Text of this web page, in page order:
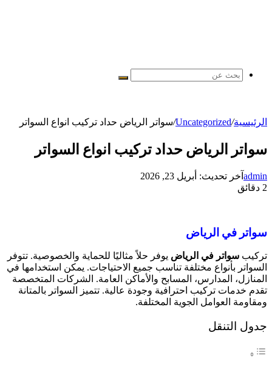
بحث
الرئيسية/
Uncategorized
/سواتر الرياض حداد تركيب انواع السواتر
سواتر الرياض حداد تركيب انواع السواتر
admin آخر تحديث: أبريل 23, 2026
2 دقائق
سواتر في الرياض
تركيب سواتر في الرياض يوفر حلاً مثاليًا للحماية والخصوصية. تتوفر
السواتر بأنواع مختلفة تناسب جميع الاحتياجات. يمكن استخدامها في
المنازل، المدارس، المسابح والأماكن العامة. الشركات المتخصصة
تقدم خدمات تركيب احترافية وجودة عالية. تتميز السواتر بالمتانة
ومقاومة العوامل الجوية المختلفة.
جدول التنقل